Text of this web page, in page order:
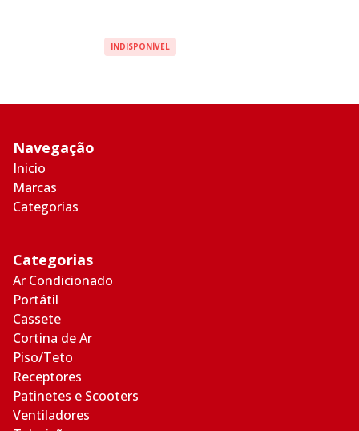
INDISPONÍVEL
Navegação
Inicio
Marcas
Categorias
Categorias
Ar Condicionado
Portátil
Cassete
Cortina de Ar
Piso/Teto
Receptores
Patinetes e Scooters
Ventiladores